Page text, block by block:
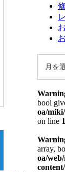
bool
oa/
on line
array,
oa/